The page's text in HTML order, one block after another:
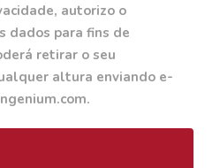
autorizo o
dados para fins de
retirar o seu
altura enviando e-